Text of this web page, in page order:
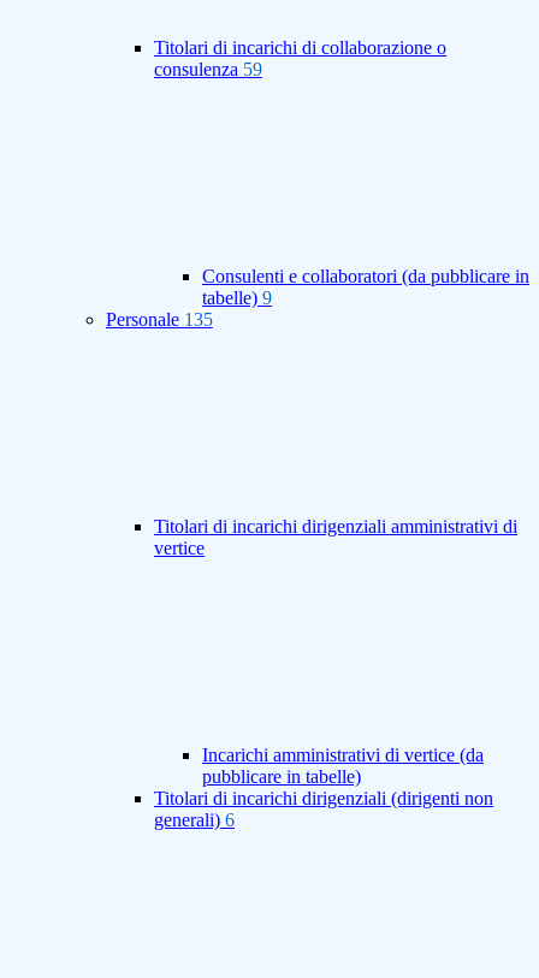
Titolari di incarichi di collaborazione o
consulenza 59
Consulenti e collaboratori (da pubblicare in
tabelle) 9
Personale 135
Titolari di incarichi dirigenziali amministrativi di
vertice
Incarichi amministrativi di vertice (da
pubblicare in tabelle)
Titolari di incarichi dirigenziali (dirigenti non
generali) 6